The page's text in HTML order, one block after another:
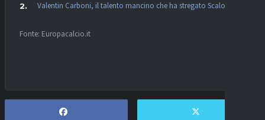
Valentin Carboni, il talento mancino che ha stregato Scaloni
Fonte: Europacalcio.it